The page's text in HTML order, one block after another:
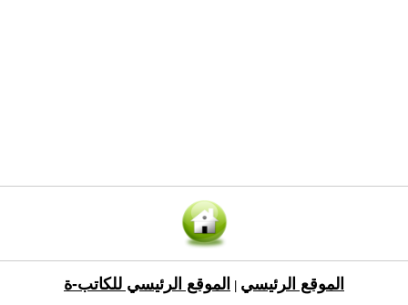
الموقع الرئيسي الموقع الرئيسي للكاتب-ة